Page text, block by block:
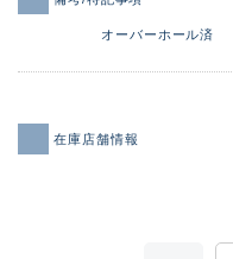
オーバーホール済
在庫店舗情報